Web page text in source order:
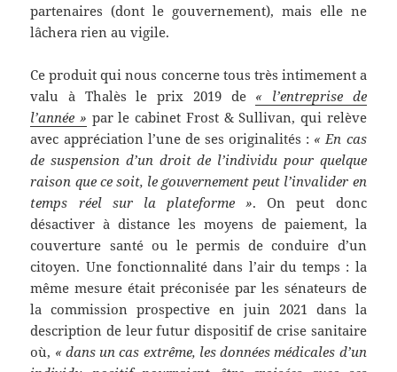
partenaires (dont le gouvernement), mais elle ne
lâchera rien au vigile.
Ce produit qui nous concerne tous très intimement a
valu à Thalès le prix 2019 de « l’entreprise de
l’année » par le cabinet Frost & Sullivan, qui relève
avec appréciation l’une de ses originalités : « En cas
de suspension d’un droit de l’individu pour quelque
raison que ce soit, le gouvernement peut l’invalider en
temps réel sur la plateforme ». On peut donc
désactiver à distance les moyens de paiement, la
couverture santé ou le permis de conduire d’un
citoyen. Une fonctionnalité dans l’air du temps : la
même mesure était préconisée par les sénateurs de
la commission prospective en juin 2021 dans la
description de leur futur dispositif de crise sanitaire
où, « dans un cas extrême, les données médicales d’un